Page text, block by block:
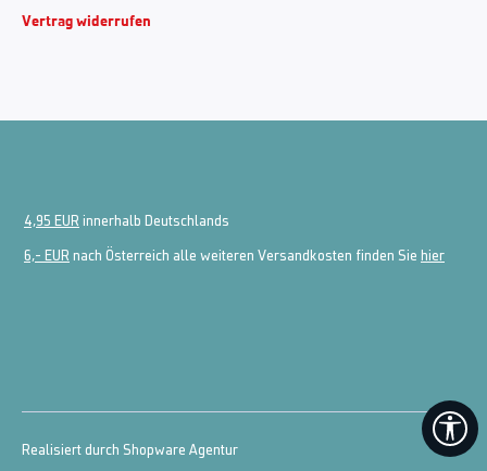
Vertrag widerrufen
4,95 EUR innerhalb Deutschlands
6,- EUR nach Österreich alle weiteren Versandkosten finden Sie hier
Realisiert durch Shopware Agentur